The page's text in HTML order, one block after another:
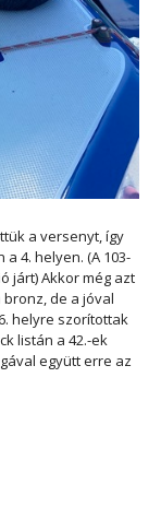
a versenyt, így
4. helyen. (A 103-
járt) Akkor még azt
de a jóval
helyre szorítottak
listán a 42.-ek
együtt erre az